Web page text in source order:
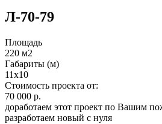
Л-70-79
Площадь
220 м2
Габариты (м)
11x10
Стоимость проекта от:
70 000 р.
доработаем этот проект по Вашим
разработаем новый с нуля